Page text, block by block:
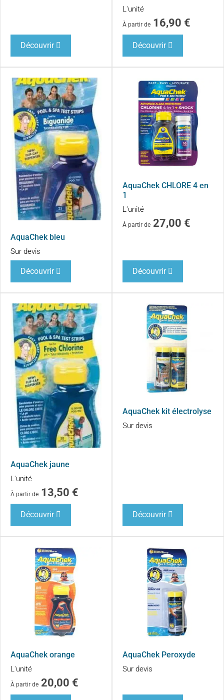
Découvrir
L'unité
À partir de 16,90 €
Découvrir
AquaChek bleu
Sur devis
Découvrir
AquaChek CHLORE 4 en
1
L'unité
À partir de 27,00 €
Découvrir
AquaChek jaune
L'unité
À partir de 13,50 €
Découvrir
AquaChek kit électrolyse
Sur devis
Découvrir
AquaChek orange
L'unité
À partir de 20,00 €
AquaChek Peroxyde
Sur devis